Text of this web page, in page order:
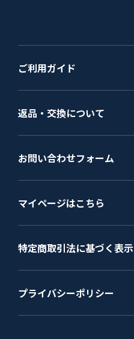
ご利用ガイド
返品・交換について
お問い合わせフォーム
マイページはこちら
特定商取引法に基づく表示
プライバシーポリシー